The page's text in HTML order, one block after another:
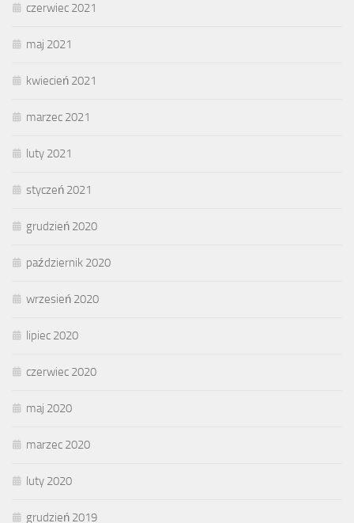
czerwiec 2021
maj 2021
kwiecień 2021
marzec 2021
luty 2021
styczeń 2021
grudzień 2020
październik 2020
wrzesień 2020
lipiec 2020
czerwiec 2020
maj 2020
marzec 2020
luty 2020
grudzień 2019